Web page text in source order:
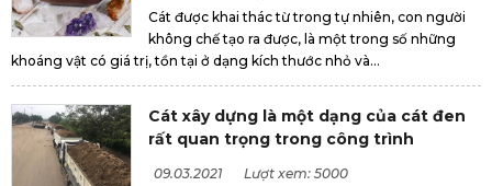
Cát được khai thác từ trong tự nhiên, con người
không chế tạo ra được, là một trong số những
khoáng vật có giá trị, tồn tại ở dạng kích thước nhỏ và...
Cát xây dựng là một dạng của cát đen
rất quan trọng trong công trình
09.03.2021
Lượt xem: 5000